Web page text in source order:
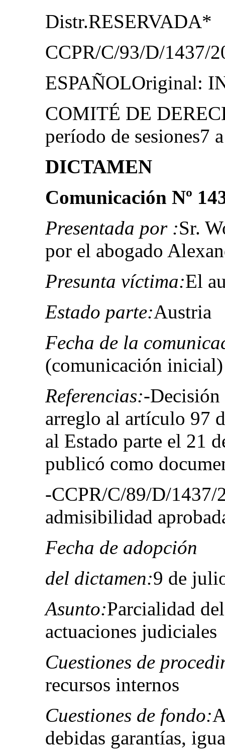
Distr.RESERVADA*
CCPR/C/93/D/1437/
ESPAÑOLOriginal:
COMITÉ DE
período de sesiones7
DICTAMEN
Comunicación Nº
Presentada por :Sr.
por el abogado
Presunta víctima:El
Estado parte:Austria
Fecha de la
(comunicación inicial)
Referencias:-Decisión
arreglo al artículo 97
al Estado parte el 21
publicó como
-CCPR/C/89/D/1437/
admisibilidad
Fecha de adopción
del dictamen:9 de
Asunto:Parcialidad
actuaciones judiciales
Cuestiones de
recursos internos
Cuestiones de fondo:
debidas garantías,